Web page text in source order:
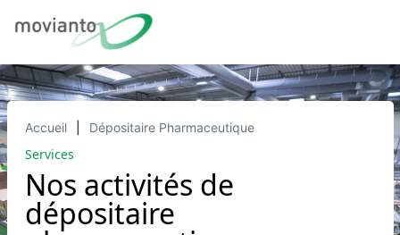
Accueil Dépositaire Pharmaceutique
Services
Nos activités de
dépositaire